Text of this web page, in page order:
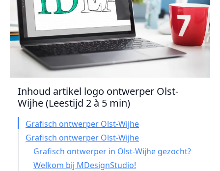
Inhoud artikel logo ontwerper Olst-
Wijhe (Leestijd 2 à 5 min)
Grafisch ontwerper Olst-Wijhe
Grafisch ontwerper Olst-Wijhe
Grafisch ontwerper in Olst-Wijhe gezocht?
Welkom bij MDesignStudio!